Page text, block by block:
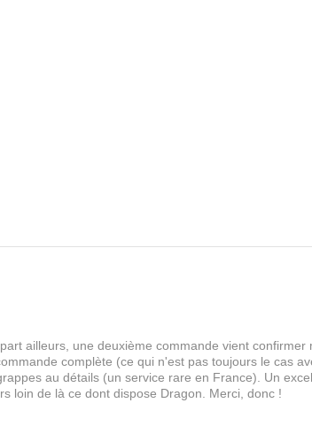
ailleurs, une deuxième commande vient confirmer
complète (ce qui n'est pas toujours le cas
au détails (un service rare en France). Un
loin de là ce dont dispose Dragon. Merci, donc !